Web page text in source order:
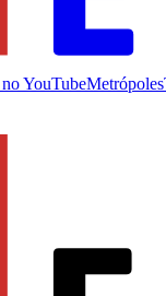
YouTube